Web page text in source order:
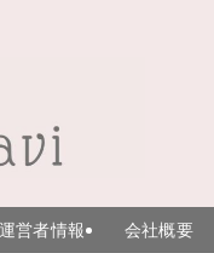
運営者情報 会社概要